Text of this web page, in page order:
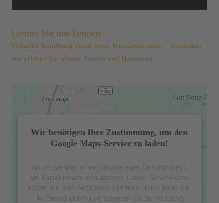
Lernen Sie uns kennen
Virtueller Rundgang durch unser Kundenzentrum – bemustern
und erleben Sie schöne Fenster und Haustüren.
Wir benötigen Ihre Zustimmung, um den
Google Maps-Service zu laden!
Wir verwenden einen Service eines Drittanbieters,
um Karteninhalte einzubetten. Dieser Service kann
Daten zu Ihren Aktivitäten sammeln. Bitte lesen Sie
die Details durch und stimmen Sie der Nutzung